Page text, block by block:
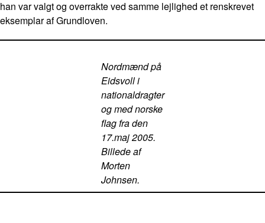
han var valgt og overrakte ved samme lejlighed et renskrevet
eksemplar af Grundloven.
Nordmænd på
Eidsvoll i
nationaldragter
og med norske
flag fra den
17.maj 2005.
Billede af
Morten
Johnsen.